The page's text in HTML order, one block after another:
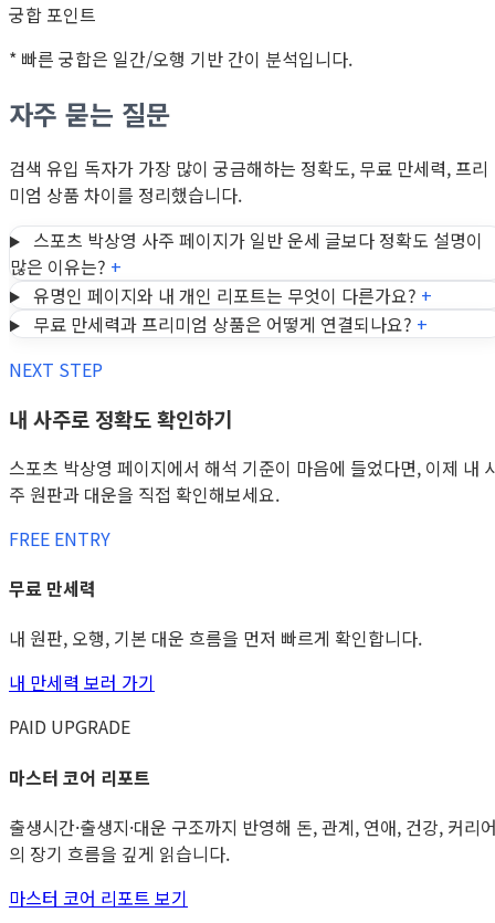
궁합 포인트
* 빠른 궁합은 일간/오행 기반 간이 분석입니다.
자주 묻는 질문
검색 유입 독자가 가장 많이 궁금해하는 정확도, 무료 만세력, 프리
미엄 상품 차이를 정리했습니다.
스포츠 박상영 사주 페이지가 일반 운세 글보다 정확도 설명이
많은 이유는? +
유명인 페이지와 내 개인 리포트는 무엇이 다른가요? +
무료 만세력과 프리미엄 상품은 어떻게 연결되나요? +
NEXT STEP
내 사주로 정확도 확인하기
스포츠 박상영 페이지에서 해석 기준이 마음에 들었다면, 이제 내
주 원판과 대운을 직접 확인해보세요.
FREE ENTRY
무료 만세력
내 원판, 오행, 기본 대운 흐름을 먼저 빠르게 확인합니다.
내 만세력 보러 가기
PAID UPGRADE
마스터 코어 리포트
출생시간·출생지·대운 구조까지 반영해 돈, 관계, 연애, 건강, 커리
의 장기 흐름을 깊게 읽습니다.
마스터 코어 리포트 보기